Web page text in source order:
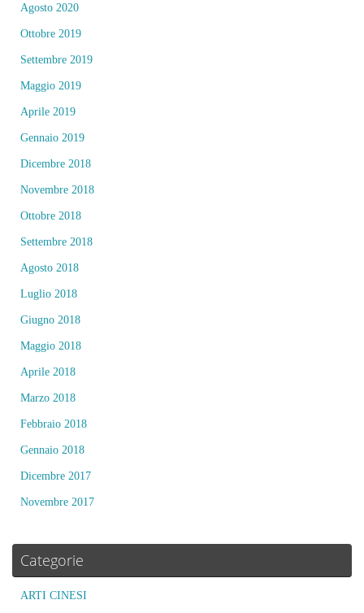
Agosto 2020
Ottobre 2019
Settembre 2019
Maggio 2019
Aprile 2019
Gennaio 2019
Dicembre 2018
Novembre 2018
Ottobre 2018
Settembre 2018
Agosto 2018
Luglio 2018
Giugno 2018
Maggio 2018
Aprile 2018
Marzo 2018
Febbraio 2018
Gennaio 2018
Dicembre 2017
Novembre 2017
Categorie
ARTI CINESI